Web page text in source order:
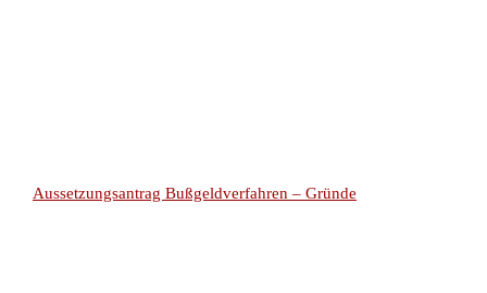
Aussetzungsantrag Bußgeldverfahren – Gründe